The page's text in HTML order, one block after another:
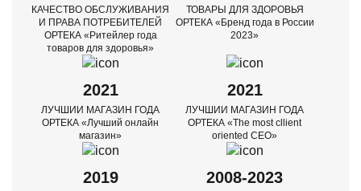
КАЧЕСТВО ОБСЛУЖИВАНИЯ
И ПРАВА ПОТРЕБИТЕЛЕЙ
ОРТЕКА «Ритейлер года
товаров для здоровья»
ТОВАРЫ ДЛЯ ЗДОРОВЬЯ
ОРТЕКА «Бренд года в России
2023»
2021
ЛУЧШИИ МАГАЗИН ГОДА
ОРТЕКА «Лучший онлайн
магазин»
2021
ЛУЧШИИ МАГАЗИН ГОДА
ОРТЕКА «The most cllient
oriented CEO»
2019 2008-2023